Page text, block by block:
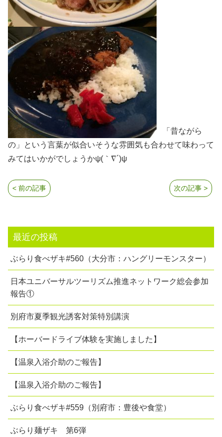
「昔ながら
の」という言葉が似合いそうな雰囲気も合わせて味わって
みてはいかがでしょうかψ(｀∇´)ψ
次の記事 >
< 前の記事
最近の投稿
ぶらり食べザキ#560（大分市：ハングリーモンスター）
日本ユニバーサルツーリズム推進ネットワーク総会参加
報告①
別府市夏季観光誘客対策特別講演
【ホーバードライブ体験を実施しました】
【温泉入浴介助のご報告】
【温泉入浴介助のご報告】
ぶらり食べザキ#559（別府市：豊後や食堂）
ぶらり麺ザキ 第6弾